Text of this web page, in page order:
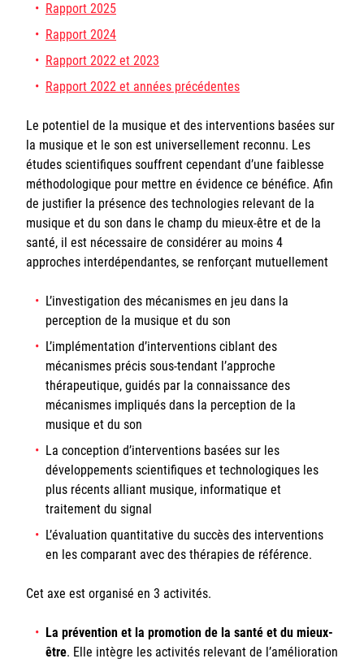
Rester informé
Offres d'emplois/stages
Login/Signup
Rapport 2025
Rapport 2024
Rapport 2022 et 2023
Rapport 2022 et années précédentes
Le potentiel de la musique et des interventions basées sur
la musique et le son est universellement reconnu. Les
études scientifiques souffrent cependant d’une faiblesse
méthodologique pour mettre en évidence ce bénéfice. Afin
de justifier la présence des technologies relevant de la
musique et du son dans le champ du mieux-être et de la
santé, il est nécessaire de considérer au moins 4
approches interdépendantes, se renforçant mutuellement
L’investigation des mécanismes en jeu dans la
perception de la musique et du son
L’implémentation d’interventions ciblant des
mécanismes précis sous-tendant l’approche
thérapeutique, guidés par la connaissance des
mécanismes impliqués dans la perception de la
musique et du son
La conception d’interventions basées sur les
développements scientifiques et technologiques les
plus récents alliant musique, informatique et
traitement du signal
L’évaluation quantitative du succès des interventions
en les comparant avec des thérapies de référence.
Cet axe est organisé en 3 activités.
La prévention et la promotion de la santé et du mieux-
être. Elle intègre les activités relevant de l’amélioration